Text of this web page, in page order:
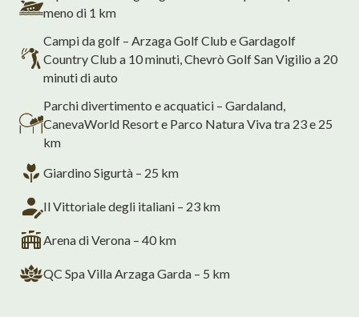
meno di 1 km
Campi da golf – Arzaga Golf Club e Gardagolf
Country Club a 10 minuti, Chevrò Golf San Vigilio a 20
minuti di auto
Parchi divertimento e acquatici – Gardaland,
CanevaWorld Resort e Parco Natura Viva tra 23 e 25
km
Giardino Sigurtà – 25 km
Il Vittoriale degli italiani – 23 km
Arena di Verona – 40 km
QC Spa Villa Arzaga Garda – 5 km